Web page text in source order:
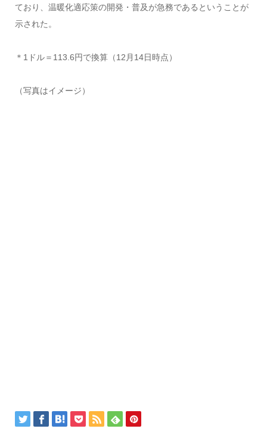
ており、温暖化適応策の開発・普及が急務であるということが
示された。
＊1ドル＝113.6円で換算（12月14日時点）
（写真はイメージ）